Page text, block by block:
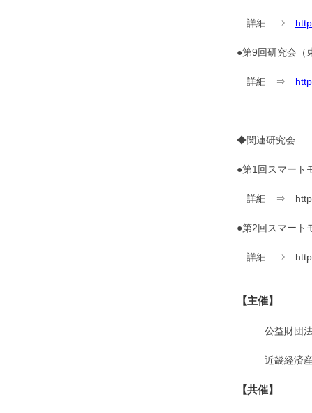
詳細 ⇒
●第9回研究会（
詳細 ⇒
◆関連研究会
●第1回スマート
詳細 ⇒ http://
●第2回スマート
詳細 ⇒ http://
【主催】
公益財団
近畿経済
【共催】